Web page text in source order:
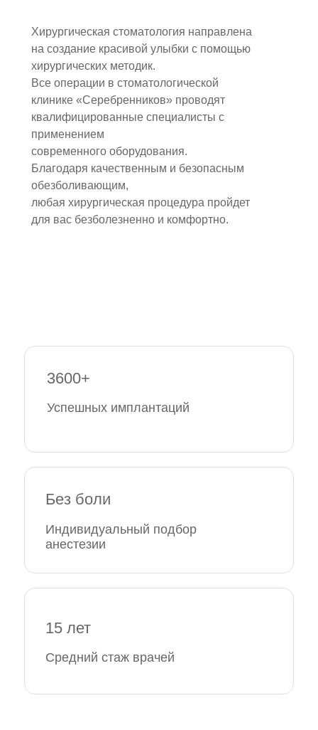
Хирургическая стоматология направлена
на создание красивой улыбки с помощью
хирургических методик.
Все операции в стоматологической
клинике «Серебренников» проводят
квалифицированные специалисты с
применением
современного оборудования.
Благодаря качественным и безопасным
обезболивающим,
любая хирургическая процедура пройдет
для вас безболезненно и комфортно.
Средний стаж врачей
15 лет
Индивидуальный подбор
анестезии
Без боли
Успешных имплантаций
3600+